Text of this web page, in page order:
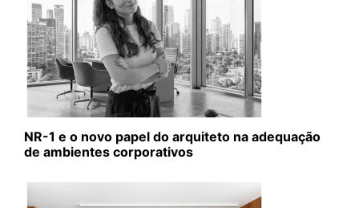
NR-1 e o novo papel do arquiteto na adequação
de ambientes corporativos